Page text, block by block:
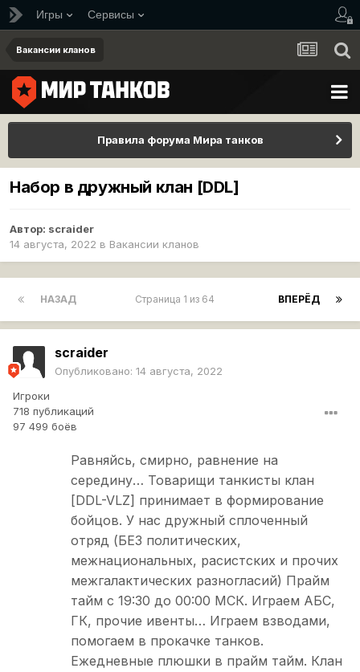
Игры Сервисы
Вакансии кланов
Правила форума Мира танков
Набор в дружный клан [DDL]
Автор: scraider
14 августа, 2022 в Вакансии кланов
НАЗАД ВПЕРЁД
Страница 1 из 64
scraider
Опубликовано: 14 августа, 2022
Игроки
718 публикаций
97 499 боёв
Равняйсь, смирно, равнение на
середину… Товарищи танкисты клан
[DDL-VLZ] принимает в формирование
бойцов. У нас дружный сплоченный
отряд (БЕЗ политических,
межнациональных, расистских и прочих
межгалактических разногласий) Прайм
тайм с 19:30 до 00:00 МСК. Играем АБС,
ГК, прочие ивенты… Играем взводами,
помогаем в прокачке танков.
Ежедневные плюшки в прайм тайм. Клан